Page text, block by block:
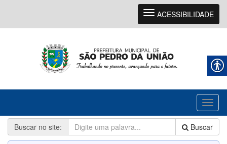
Navegação
ACESSIBILIDADE
Buscar no site:
Buscar